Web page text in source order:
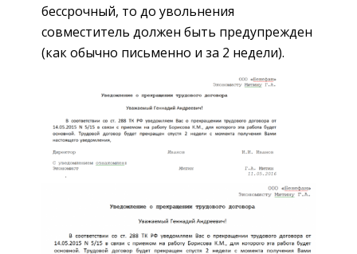
бессрочный, то до увольнения
совместитель должен быть предупрежден
(как обычно письменно и за 2 недели).